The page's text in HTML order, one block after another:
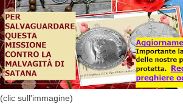
(clic sull'immagine)